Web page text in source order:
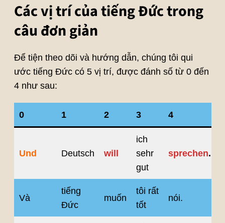
Các vị trí của tiếng Đức trong
câu đơn giản
Để tiện theo dõi và hướng dẫn, chúng tôi qui
ước tiếng Đức có 5 vị trí, được đánh số từ 0 đến
4 như sau:
0 1 2 3 4
Und Deutsch will
ich
sehr
gut
sprechen.
Và
tiếng
Đức
muốn
tôi rất
tốt
nói.